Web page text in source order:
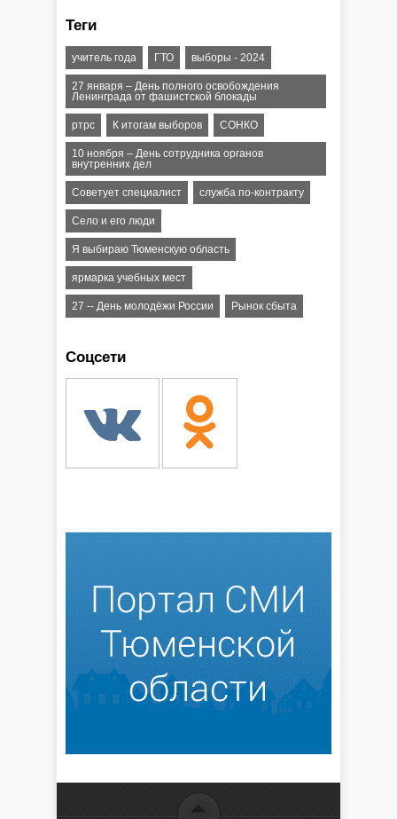
Теги
учитель года ГТО выборы - 2024
27 января – День полного освобождения
Ленинграда от фашистской блокады
ртрс К итогам выборов СОНКО
10 ноября – День сотрудника органов
внутренних дел
Советует специалист служба по-контракту
Село и его люди
Я выбираю Тюменскую область
ярмарка учебных мест
27 -- День молодёжи России Рынок сбыта
Соцсети